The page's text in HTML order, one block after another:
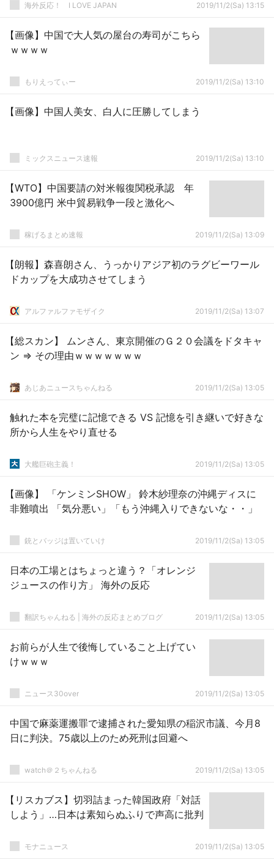
海外反応！ I LOVE JAPAN 2019/11/2(Sa) 13:15
【画像】中国で大人気の屋台の寿司がこちら
ｗｗｗｗ
もりえってぃー 2019/11/2(Sa) 13:10
【画像】中国人美女、白人に圧勝してしまう
ミックスニュース速報 2019/11/2(Sa) 13:10
【WTO】中国要請の対米報復関税承認 年
3900億円 米中貿易戦争一段と激化へ
稼げるまとめ速報 2019/11/2(Sa) 13:09
【朗報】森喜朗さん、うっかりアジア初のラグビーワール
ドカップを大成功させてしまう
アルファルファモザイク 2019/11/2(Sa) 13:07
【総スカン】 ムンさん、東京開催のＧ２０会議をドタキャ
ン ⇒ その理由ｗｗｗｗｗｗｗ
あじあニュースちゃんねる 2019/11/2(Sa) 13:05
触れた本を完璧に記憶できる VS 記憶を引き継いで好きな
所から人生をやり直せる
大艦巨砲主義！ 2019/11/2(Sa) 13:05
【画像】 「ケンミンSHOW」 鈴木紗理奈の沖縄ディスに
非難噴出 「気分悪い」「もう沖縄入りできないな・・」
銃とバッジは置いていけ 2019/11/2(Sa) 13:05
日本の工場とはちょっと違う？「オレンジ
ジュースの作り方」 海外の反応
翻訳ちゃんねる | 海外の反応まとめブログ 2019/11/2(Sa) 13:05
お前らが人生で後悔していること上げてい
けｗｗｗ
ニュース30over 2019/11/2(Sa) 13:05
中国で麻薬運搬罪で逮捕された愛知県の稲沢市議、今月8
日に判決。75歳以上のため死刑は回避へ
watch＠２ちゃんねる 2019/11/2(Sa) 13:05
【リスカブス】切羽詰まった韓国政府「対話
しよう」…日本は素知らぬふりで声高に批判
モナニュース 2019/11/2(Sa) 13:05